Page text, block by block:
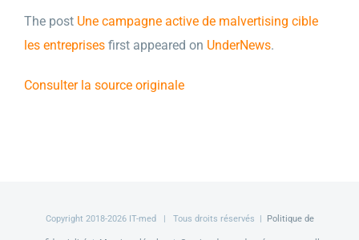
The post Une campagne active de malvertising cible
les entreprises first appeared on UnderNews.
Consulter la source originale
Copyright 2018-2026 IT-med | Tous droits réservés | Politique de